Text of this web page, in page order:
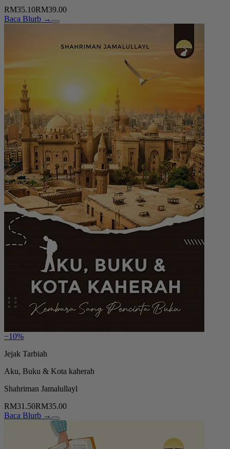
RM35.10RM39.00
Baca Blurb →
−10%
Jejak Tarbiah
Aku, Buku & Kota kaherah
Shahriman Jamalullayl
RM31.50RM35.00
Baca Blurb →